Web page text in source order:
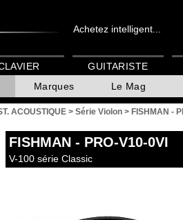
Achetez intelligent...
Marques Le Mag
GUITARISTE
ACOUSTIQUE > Série Violon > FISHMAN -
FISHMAN - PRO-V10-0VI
V-100 série Classic